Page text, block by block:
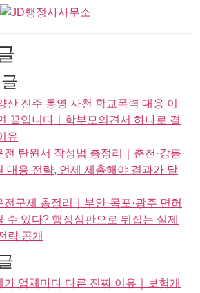
산 진주 통영 사천 학교폭력 대응 이
끝입니다｜학부모의견서 하나로 결
유
전 탄원서 작성법 총정리｜춘천·강릉·
대응 전략, 언제 제출해야 결과가 달
구제 총정리｜부안·목포·광주 면허
수 있다? 행정심판으로 뒤집는 실제
략 공개
가 업체마다 다른 진짜 이유｜보험개